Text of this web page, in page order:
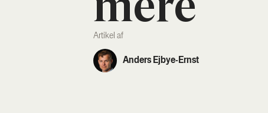
Artikel af
Anders Ejbye-Ernst